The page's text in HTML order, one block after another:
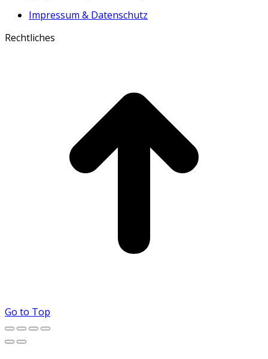
Impressum & Datenschutz
Rechtliches
Go to Top